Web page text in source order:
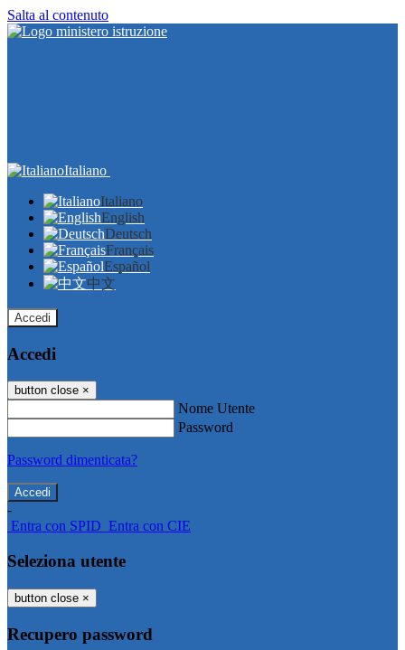
Salta al contenuto
Italiano
Italiano
English
Deutsch
Français
Español
中文
Accedi
Accedi
button close ×
Nome Utente
Password
Password dimenticata?
-
Entra con SPID Entra con CIE
Seleziona utente
button close ×
Recupero password